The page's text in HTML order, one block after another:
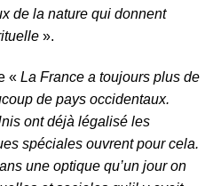
de la nature qui donnent
».
« La France a toujours plus de
de pays occidentaux.
ont déjà légalisé les
spéciales ouvrent pour cela.
une optique qu’un jour on